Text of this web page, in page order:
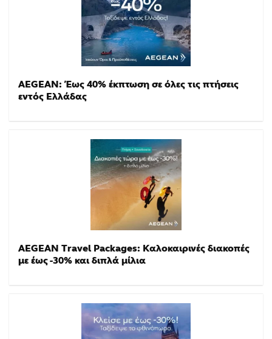
AEGEAN: Έως 40% έκπτωση σε όλες τις πτήσεις
εντός Ελλάδας
AEGEAN Travel Packages: Καλοκαιρινές διακοπές
με έως -30% και διπλά μίλια